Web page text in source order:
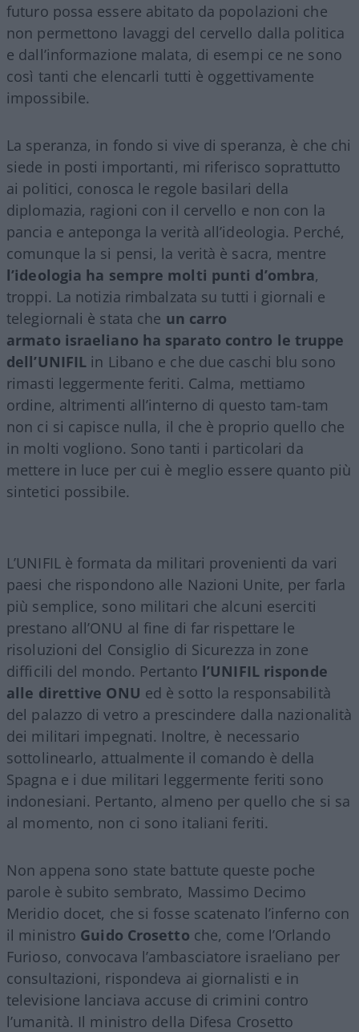
futuro possa essere abitato da popolazioni che
non permettono lavaggi del cervello dalla politica
e dall’informazione malata, di esempi ce ne sono
così tanti che elencarli tutti è oggettivamente
impossibile.
La speranza, in fondo si vive di speranza, è che chi
siede in posti importanti, mi riferisco soprattutto
ai politici, conosca le regole basilari della
diplomazia, ragioni con il cervello e non con la
pancia e anteponga la verità all’ideologia. Perché,
comunque la si pensi, la verità è sacra, mentre
l’ideologia ha sempre molti punti d’ombra,
troppi. La notizia rimbalzata su tutti i giornali e
telegiornali è stata che un carro
armato israeliano ha sparato contro le truppe
dell’UNIFIL in Libano e che due caschi blu sono
rimasti leggermente feriti. Calma, mettiamo
ordine, altrimenti all’interno di questo tam-tam
non ci si capisce nulla, il che è proprio quello che
in molti vogliono. Sono tanti i particolari da
mettere in luce per cui è meglio essere quanto più
sintetici possibile.
L’UNIFIL è formata da militari provenienti da vari
paesi che rispondono alle Nazioni Unite, per farla
più semplice, sono militari che alcuni eserciti
prestano all’ONU al fine di far rispettare le
risoluzioni del Consiglio di Sicurezza in zone
difficili del mondo. Pertanto l’UNIFIL risponde
alle direttive ONU ed è sotto la responsabilità
del palazzo di vetro a prescindere dalla nazionalità
dei militari impegnati. Inoltre, è necessario
sottolinearlo, attualmente il comando è della
Spagna e i due militari leggermente feriti sono
indonesiani. Pertanto, almeno per quello che si sa
al momento, non ci sono italiani feriti.
Non appena sono state battute queste poche
parole è subito sembrato, Massimo Decimo
Meridio docet, che si fosse scatenato l’inferno con
il ministro Guido Crosetto che, come l’Orlando
Furioso, convocava l’ambasciatore israeliano per
consultazioni, rispondeva ai giornalisti e in
televisione lanciava accuse di crimini contro
l’umanità. Il ministro della Difesa Crosetto